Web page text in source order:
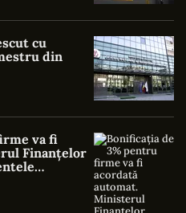
cu
din
va fi
Finanțelor